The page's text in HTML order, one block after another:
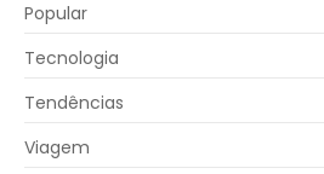
Popular
Tecnologia
Tendências
Viagem